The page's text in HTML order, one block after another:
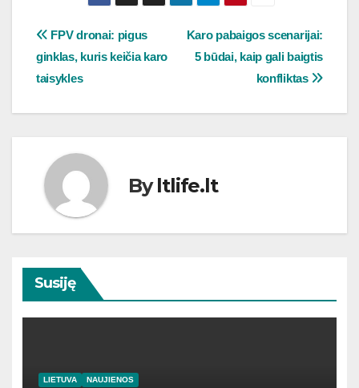
Navigacija
tarp
įrašų
Karo pabaigos scenarijai:
5 būdai, kaip gali baigtis
konfliktas
FPV dronai: pigus
ginklas, kuris keičia karo
taisykles
Byltlife.lt
Susiję
LIETUVA NAUJIENOS